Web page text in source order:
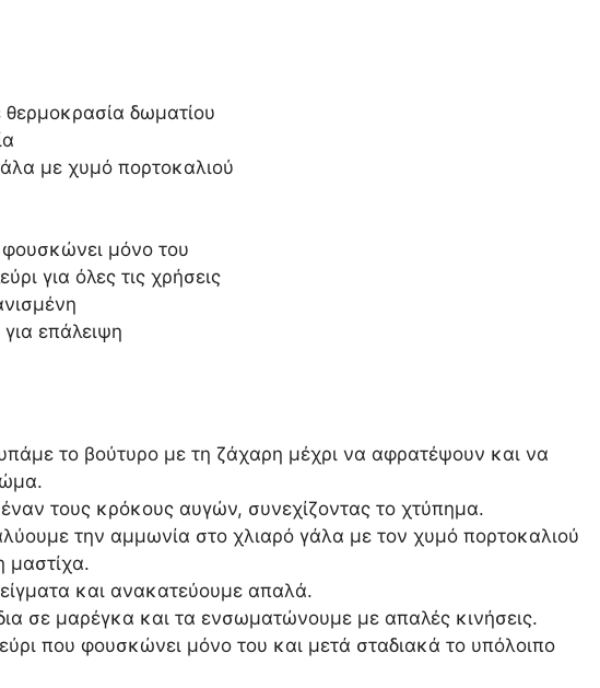
δωματίου
με χυμό πορτοκαλιού
μόνο του
για όλες τις χρήσεις
επάλειψη
το βούτυρο με τη ζάχαρη μέχρι να αφρατέψουν και να
τους κρόκους αυγών, συνεχίζοντας το χτύπημα.
την αμμωνία στο χλιαρό γάλα με τον χυμό πορτοκαλιού
μαστίχα.
και ανακατεύουμε απαλά.
σε μαρέγκα και τα ενσωματώνουμε με απαλές κινήσεις.
που φουσκώνει μόνο του και μετά σταδιακά το υπόλοιπο